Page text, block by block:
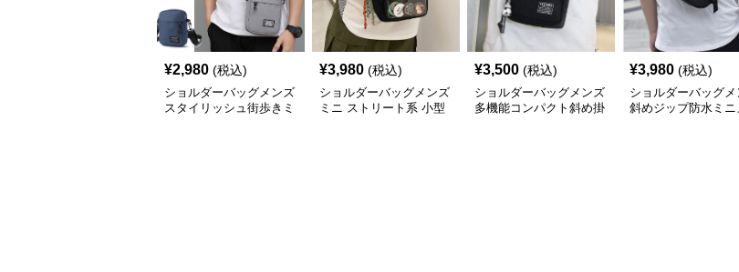
¥2,980 (税込)
ショルダーバッグメンズ
スタイリッシュ街歩きミ
¥3,980 (税込)
ショルダーバッグメンズ
ミニ ストリート系 小型
¥3,500 (税込)
ショルダーバッグメンズ
多機能コンパクト斜め掛
¥3,980 (税込)
ショルダーバッグメ
斜めジップ防水ミニ